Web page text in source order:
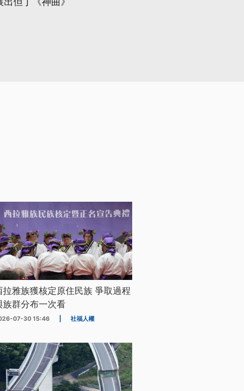
拉雅族獲核定原住民族 爭取過程
族群分布一次看
07-30 15:46 社福人權